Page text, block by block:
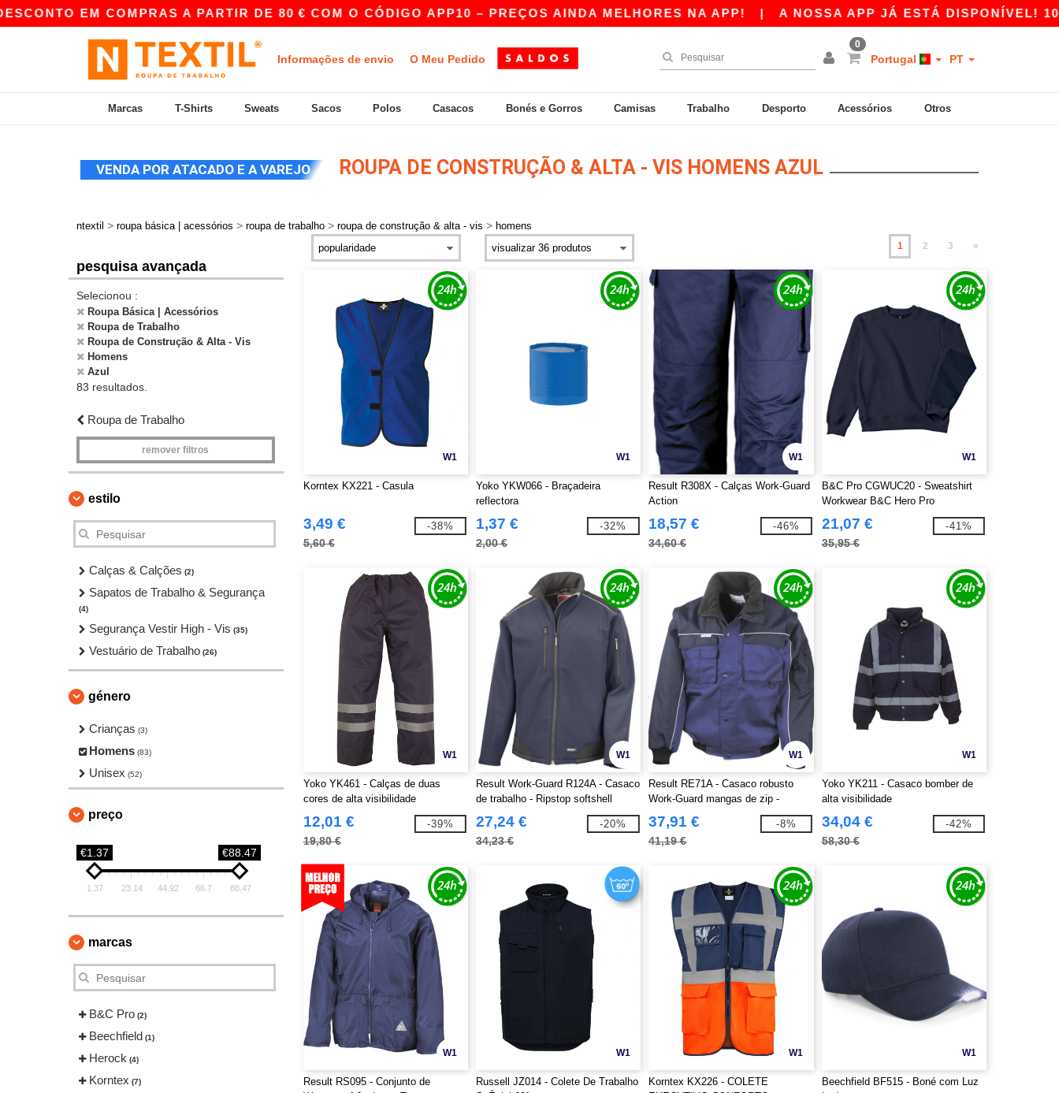
COMPRAS A PARTIR DE 80 € COM O CÓDIGO APP10 – PREÇOS AINDA MELHORES NA APP!|A NOSSA APP JÁ ESTÁ DISPONÍVEL! 10 € DE
Informações de envio O Meu Pedido
0
Portugal PT
Marcas T-Shirts Sweats Sacos Polos Casacos Bonés e Gorros Camisas Trabalho Desporto Acessórios Otros
VENDA POR ATACADO E A VAREJO ROUPA DE CONSTRUÇÃO & ALTA - VIS HOMENS AZUL
ntextil > roupa básica | acessórios > roupa de trabalho > roupa de construção & alta - vis > homens
pesquisa avançada
Selecionou :
Roupa Básica | Acessórios
Roupa de Trabalho
Roupa de Construção & Alta - Vis
Homens
Azul
83 resultados.
Roupa de Trabalho
remover filtros
estilo
Calças & Calções (2)
Sapatos de Trabalho & Segurança
(4)
Segurança Vestir High - Vis (35)
Vestuário de Trabalho (26)
género
Crianças (3)
Homens (83)
Unisex (52)
preço
€1.37 €88.47
1.37 23.14 44.92 66.7 88.47
marcas
B&C Pro (2)
Beechfield (1)
Herock (4)
Korntex (7)
1 2 3 »
W1
Korntex KX221 - Casula
3,49 €
5,60 €
-38%
W1
Yoko YKW066 - Braçadeira
reflectora
1,37 €
2,00 €
-32%
W1
Result R308X - Calças Work-Guard
Action
18,57 €
34,60 €
-46%
W1
B&C Pro CGWUC20 - Sweatshirt
Workwear B&C Hero Pro
21,07 €
35,95 €
-41%
W1
Yoko YK461 - Calças de duas
cores de alta visibilidade
12,01 €
19,80 €
-39%
W1
Result Work-Guard R124A - Casaco
de trabalho - Ripstop softshell
27,24 €
34,23 €
-20%
W1
Result RE71A - Casaco robusto
Work-Guard mangas de zip -
jaqueta piloto
37,91 €
41,19 €
-8%
W1
Yoko YK211 - Casaco bomber de
alta visibilidade
34,04 €
58,30 €
-42%
W1
Result RS095 - Conjunto de
W1
Russell JZ014 - Colete De Trabalho
W1
Korntex KX226 - COLETE
W1
Beechfield BF515 - Boné com Luz